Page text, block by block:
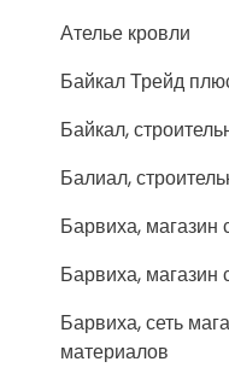
Ателье кровли
Байкал Трейд
Байкал,
Балиал,
Барвиха, магазин
Барвиха, магазин
Барвиха, сеть
материалов